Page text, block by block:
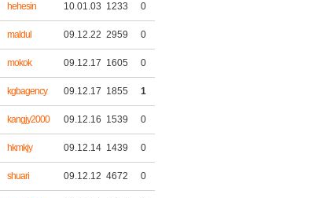
hehesin 10.01.03 1233 0
maldul 09.12.22 2959 0
mokok 09.12.17 1605 0
kgbagency 09.12.17 1855 1
kangjy2000 09.12.16 1539 0
hkmkjy 09.12.14 1439 0
shuari 09.12.12 4672 0